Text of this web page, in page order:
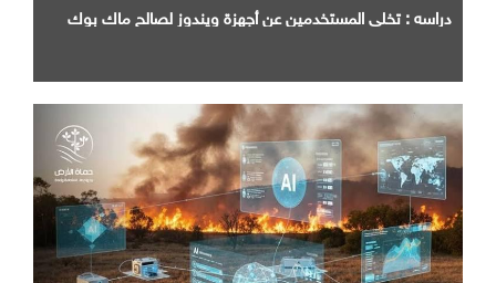
دراسه : تخلي المستخدمين عن أجهزة ويندوز لصالح ماك بوك